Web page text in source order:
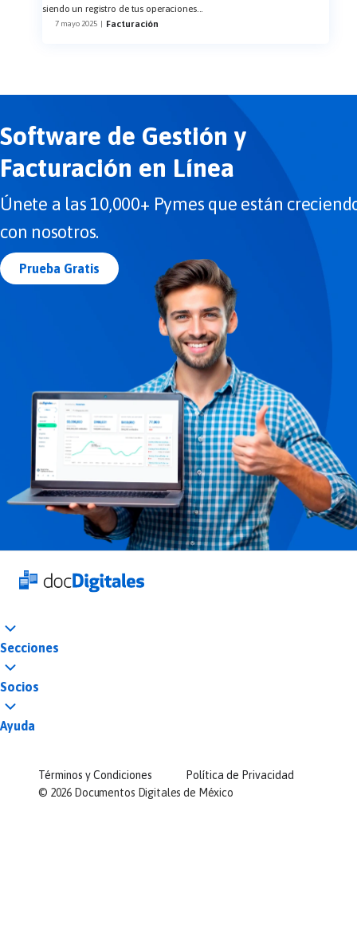
siendo un registro de tus operaciones...
7 mayo 2025 | Facturación
Software de Gestión y
Facturación en Línea
Únete a las 10,000+ Pymes que están
con nosotros.
Prueba Gratis
Secciones
Socios
Ayuda
© 2026 Documentos Digitales de México
Términos y Condiciones Política de Privacidad